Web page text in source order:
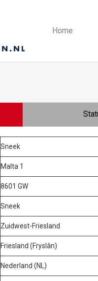
Home
Sneek
Malta 1
8601 GW
Sneek
Zuidwest-Friesland
Friesland (Fryslân)
Nederland (NL)